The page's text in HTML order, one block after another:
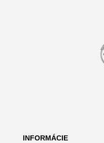
INFORMÁCIE